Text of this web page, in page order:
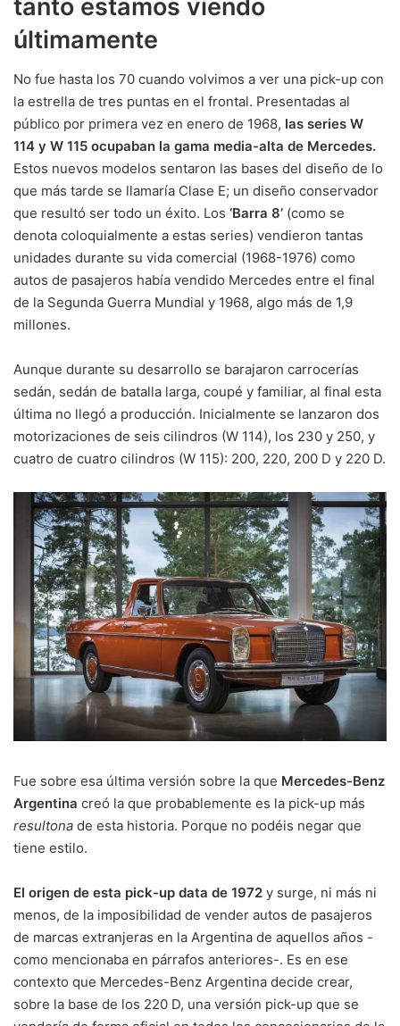
tanto estamos viendo
últimamente
No fue hasta los 70 cuando volvimos a ver una pick-up con
la estrella de tres puntas en el frontal. Presentadas al
público por primera vez en enero de 1968, las series W
114 y W 115 ocupaban la gama media-alta de Mercedes.
Estos nuevos modelos sentaron las bases del diseño de lo
que más tarde se llamaría Clase E; un diseño conservador
que resultó ser todo un éxito. Los ‘Barra 8’ (como se
denota coloquialmente a estas series) vendieron tantas
unidades durante su vida comercial (1968-1976) como
autos de pasajeros había vendido Mercedes entre el final
de la Segunda Guerra Mundial y 1968, algo más de 1,9
millones.
Aunque durante su desarrollo se barajaron carrocerías
sedán, sedán de batalla larga, coupé y familiar, al final esta
última no llegó a producción. Inicialmente se lanzaron dos
motorizaciones de seis cilindros (W 114), los 230 y 250, y
cuatro de cuatro cilindros (W 115): 200, 220, 200 D y 220 D.
Fue sobre esa última versión sobre la que Mercedes-Benz
Argentina creó la que probablemente es la pick-up más
resultona de esta historia. Porque no podéis negar que
tiene estilo.
El origen de esta pick-up data de 1972 y surge, ni más ni
menos, de la imposibilidad de vender autos de pasajeros
de marcas extranjeras en la Argentina de aquellos años -
como mencionaba en párrafos anteriores-. Es en ese
contexto que Mercedes-Benz Argentina decide crear,
sobre la base de los 220 D, una versión pick-up que se